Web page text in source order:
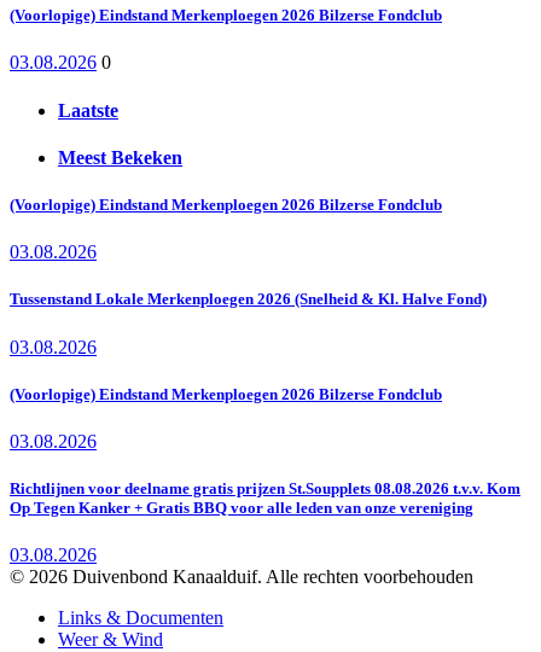
(Voorlopige) Eindstand Merkenploegen 2026 Bilzerse Fondclub
03.08.2026 0
Laatste
Meest Bekeken
(Voorlopige) Eindstand Merkenploegen 2026 Bilzerse Fondclub
03.08.2026
Tussenstand Lokale Merkenploegen 2026 (Snelheid & Kl. Halve Fond)
03.08.2026
(Voorlopige) Eindstand Merkenploegen 2026 Bilzerse Fondclub
03.08.2026
Richtlijnen voor deelname gratis prijzen St.Soupplets 08.08.2026 t.v.v. Kom
Op Tegen Kanker + Gratis BBQ voor alle leden van onze vereniging
03.08.2026
© 2026 Duivenbond Kanaalduif. Alle rechten voorbehouden
Links & Documenten
Weer & Wind